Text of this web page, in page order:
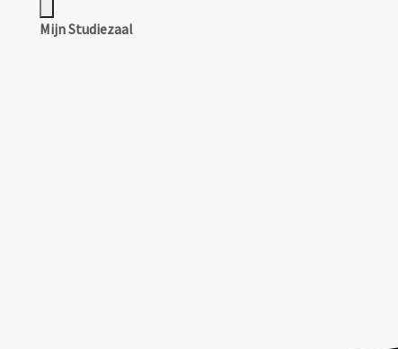
Mijn Studiezaal